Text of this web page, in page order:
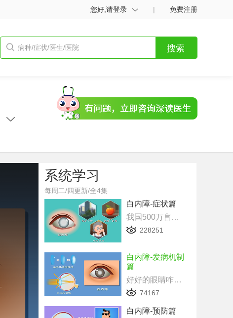
您好,请登录 | 免费注册
搜索
系统学习
每周二/四更新/全4集
白内障-症状篇
我国500万盲人近一半是白内障导致的！5分钟教你及时发现白内障
228251
白内障-发病机制
篇
好好的眼睛咋就得白内障了，7个环节一个不差全画出来，太给力了
74167
白内障-预防篇